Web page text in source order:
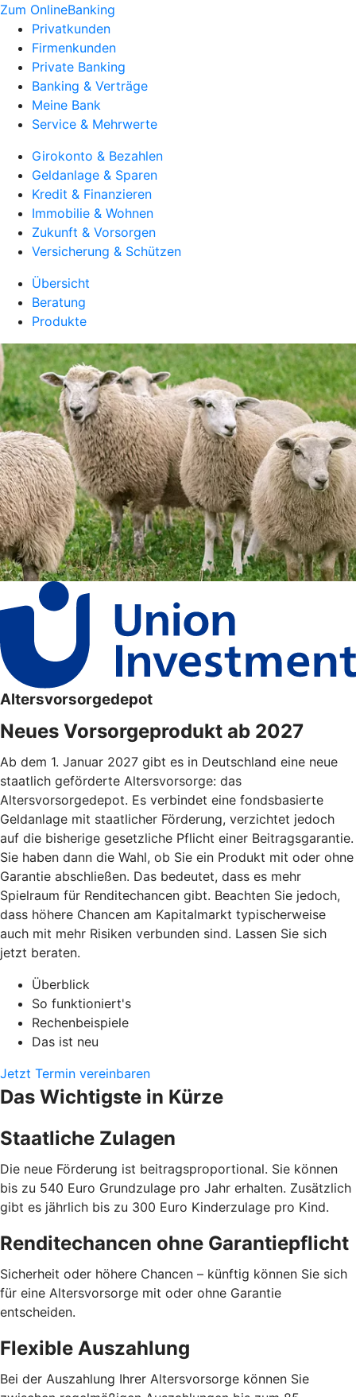
Zum OnlineBanking
Privatkunden
Firmenkunden
Private Banking
Banking & Verträge
Meine Bank
Service & Mehrwerte
Girokonto & Bezahlen
Geldanlage & Sparen
Kredit & Finanzieren
Immobilie & Wohnen
Zukunft & Vorsorgen
Versicherung & Schützen
Übersicht
Beratung
Produkte
Altersvorsorgedepot
Neues Vorsorgeprodukt ab 2027
Ab dem 1. Januar 2027 gibt es in Deutschland eine neue
staatlich geförderte Altersvorsorge: das
Altersvorsorgedepot. Es verbindet eine fondsbasierte
Geldanlage mit staatlicher Förderung, verzichtet jedoch
auf die bisherige gesetzliche Pflicht einer Beitragsgarantie.
Sie haben dann die Wahl, ob Sie ein Produkt mit oder ohne
Garantie abschließen. Das bedeutet, dass es mehr
Spielraum für Renditechancen gibt. Beachten Sie jedoch,
dass höhere Chancen am Kapitalmarkt typischerweise
auch mit mehr Risiken verbunden sind. Lassen Sie sich
jetzt beraten.
Überblick
So funktioniert's
Rechenbeispiele
Das ist neu
Jetzt Termin vereinbaren
Das Wichtigste in Kürze
Staatliche Zulagen
Die neue Förderung ist beitragsproportional. Sie können
bis zu 540 Euro Grundzulage pro Jahr erhalten. Zusätzlich
gibt es jährlich bis zu 300 Euro Kinderzulage pro Kind.
Renditechancen ohne Garantiepflicht
Sicherheit oder höhere Chancen – künftig können Sie sich
für eine Altersvorsorge mit oder ohne Garantie
entscheiden.
Flexible Auszahlung
Bei der Auszahlung Ihrer Altersvorsorge können Sie